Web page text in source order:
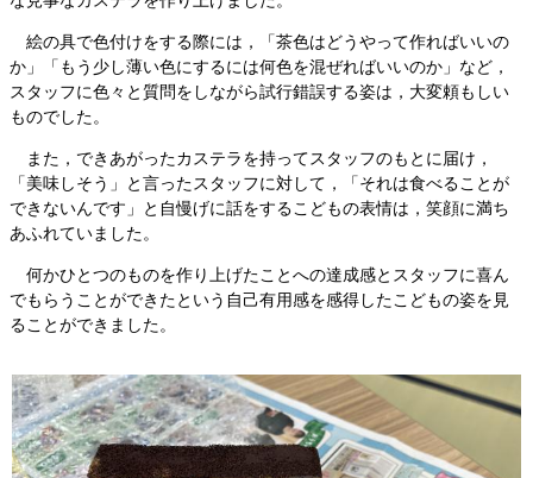
絵の具で色付けをする際には，「茶色はどうやって作ればいいの
か」「もう少し薄い色にするには何色を混ぜればいいのか」など，
スタッフに色々と質問をしながら試行錯誤する姿は，大変頼もしい
ものでした。
また，できあがったカステラを持ってスタッフのもとに届け，
「美味しそう」と言ったスタッフに対して，「それは食べることが
できないんです」と自慢げに話をするこどもの表情は，笑顔に満ち
あふれていました。
何かひとつのものを作り上げたことへの達成感とスタッフに喜ん
でもらうことができたという自己有用感を感得したこどもの姿を見
ることができました。